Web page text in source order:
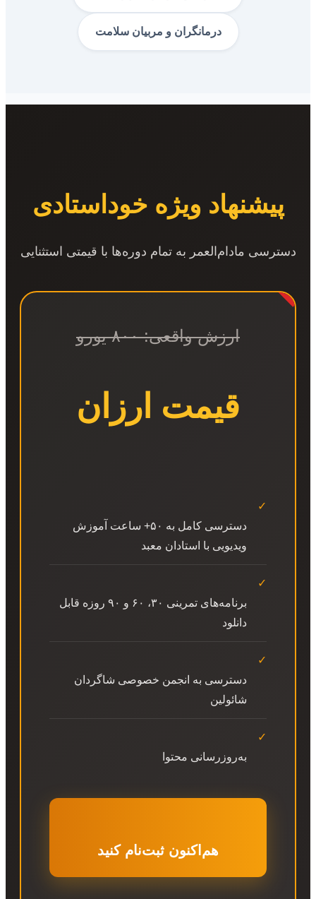
درمانگران و مربیان سلامت
پیشنهاد ویژه خوداستادی
دسترسی مادام‌العمر به تمام دوره‌ها با قیمتی استثنایی
ارزش واقعی: ۸۰۰ یورو
قیمت ارزان
✓
دسترسی کامل به ۵۰+ ساعت آموزش
ویدیویی با استادان معبد
✓
برنامه‌های تمرینی ۳۰، ۶۰ و ۹۰ روزه قابل
دانلود
✓
دسترسی به انجمن خصوصی شاگردان
شائولین
✓
به‌روزرسانی محتوا
هم‌اکنون ثبت‌نام کنید